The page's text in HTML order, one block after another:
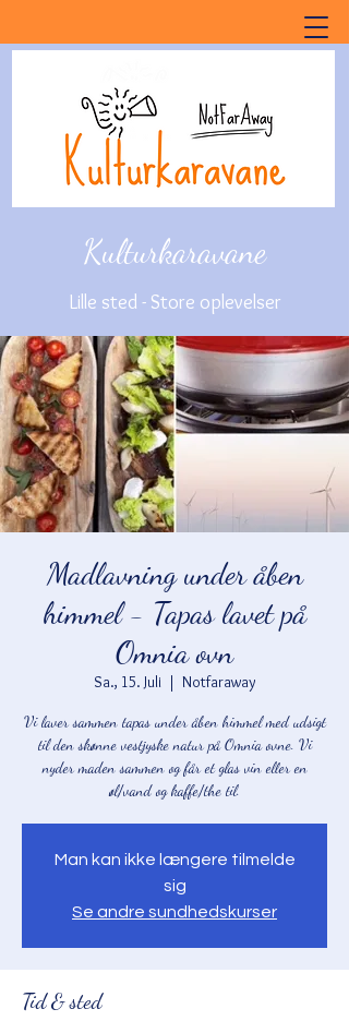
Kulturkaravane
Lille sted - Store oplevelser
Madlavning under åben
himmel - Tapas lavet på
Omnia ovn
Sa., 15. Juli
  |
Notfaraway
Vi laver sammen tapas under åben himmel med udsigt
til den skønne vestjyske natur på Omnia ovne. Vi
nyder maden sammen og får et glas vin eller en
øl/vand og kaffe/the til.
Man kan ikke længere tilmelde
sig
Se andre sundhedskurser
Tid & sted